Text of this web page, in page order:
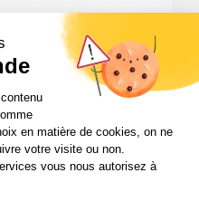
du
en matière de cookies, on ne
votre visite ou non.
vous nous autorisez à
les plus porteurs en
recrutement,
à
Slide